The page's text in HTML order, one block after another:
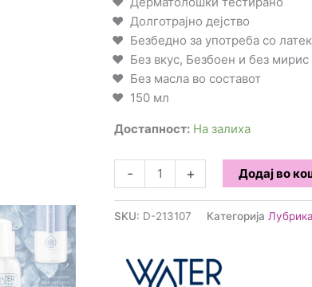
Долготрајно дејство
Безбедно за употреба со
Без вкус, Безбоен и без мирис
Без масла во составот
150 мл
Достапност: На залиха
-
Waterfeel
-
Лубрикант
со
ефект
150мл
+ Додај во
SKU: D-213107 Категорија